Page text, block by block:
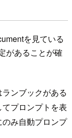
を見ている
があることが確
ンブックがある
プロンプトを表
み自動プロンプ